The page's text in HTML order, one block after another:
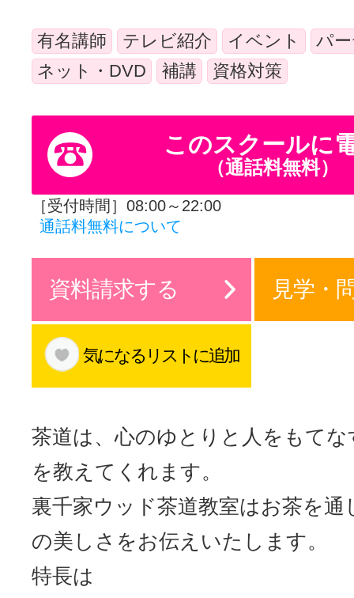
特集をみる
グッドスク
掲載のお問
サイトマッ
有名講師 テレビ紹介 イベント
パ
ネット・DVD
補講 資格対策
このスクールに
（通話料無料）
［受付時間］08:00～22:00
通話料無料について
資料請求する 見学・
気になるリストに追加
茶道は、心のゆとりと人をもて
を教えてくれます。
裏千家ウッド茶道教室はお茶を通
の美しさをお伝えいたします。
特長は